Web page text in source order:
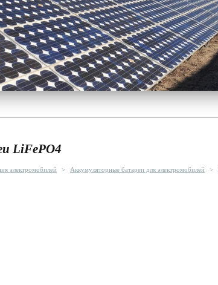
LiFePO4
электромобилей > Аккумуляторные батареи для электромобилей >